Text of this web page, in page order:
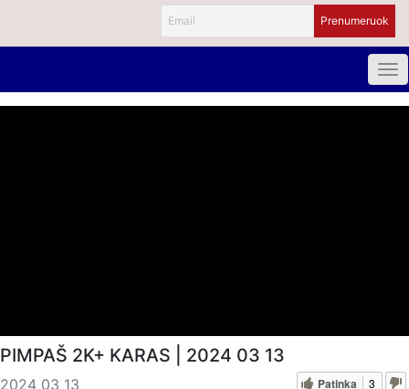
PIMPAŠ 2K+ KARAS | 2024 03 13
2024 03 13 Patinka 3